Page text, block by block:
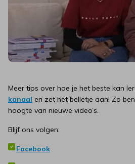
Meer tips over hoe je het beste kan
kanaal en zet het belletje aan! Zo
hoogte van nieuwe video’s.
Blijf ons volgen:
Facebook